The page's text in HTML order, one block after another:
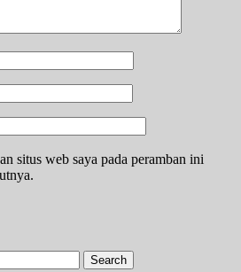
situs web saya pada peramban ini
Search